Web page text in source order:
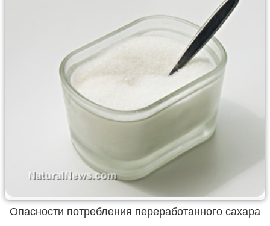
Опасности потребления переработанного сахара